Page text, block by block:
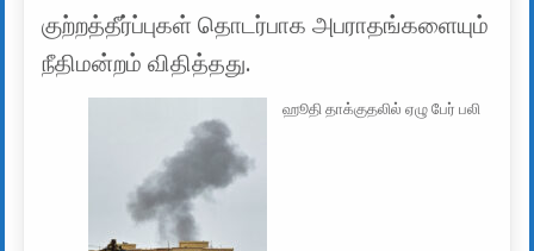
குற்றத்தீர்ப்புகள் தொடர்பாக அபராதங்களையும்
நீதிமன்றம் விதித்தது.
ஹூதி தாக்குதலில் ஏழு பேர் பலி